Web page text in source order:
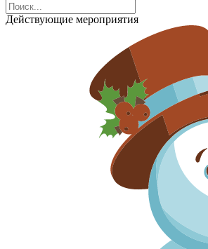
Действующие мероприятия